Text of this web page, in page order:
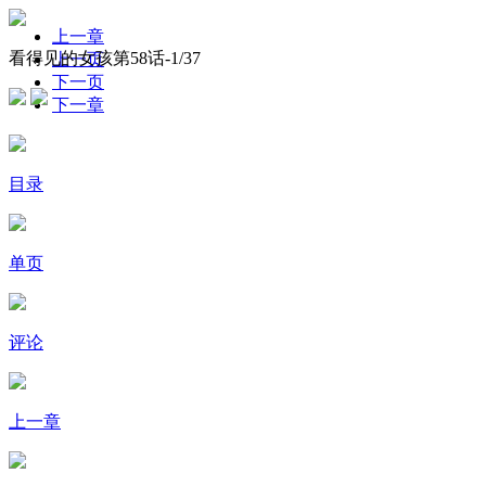
看得见的女孩第58话-1/37
上一章
上一页
下一页
下一章
目录
单页
评论
上一章